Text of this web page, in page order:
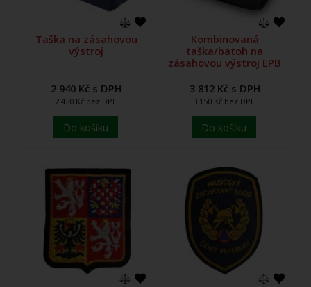
Taška na zásahovou
výstroj
2 940 Kč s DPH
2 430 Kč bez DPH
Do košíku
Kombinovaná
taška/batoh na
zásahovou výstroj EPB
1200 D
3 812 Kč s DPH
3 150 Kč bez DPH
Do košíku